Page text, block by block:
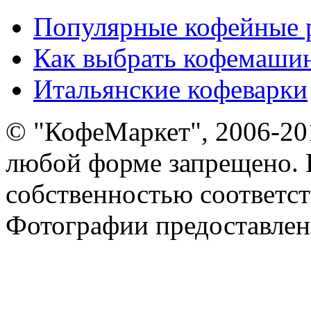
Популярные кофейные
Как выбрать
Итальянские кофеварки
© "КофеМаркет", 2006-
любой форме запрещено.
собственностью
Фотографии